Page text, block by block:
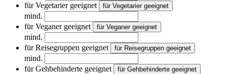
für Vegetarier geeignet
für Vegetarier geeignet
mind.
für Veganer geeignet
für Veganer geeignet
mind.
für Reisegruppen geeignet
für Reisegruppen geeignet
mind.
für Gehbehinderte geeignet
für Gehbehinderte geeignet